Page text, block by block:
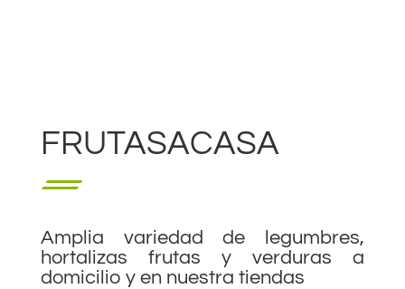
FRUTASACASA
Amplia variedad de legumbres,
hortalizas frutas y verduras a
domicilio y en nuestra tiendas